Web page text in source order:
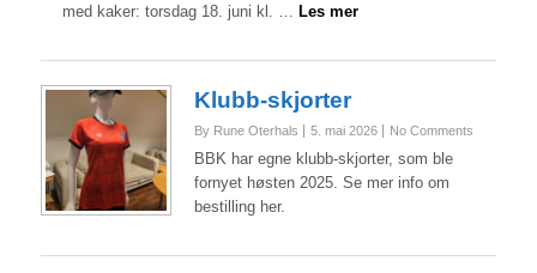
med kaker: torsdag 18. juni kl. …Les mer
Klubb-skjorter
By Rune Oterhals 5. mai 2026 No Comments
BBK har egne klubb-skjorter, som ble
fornyet høsten 2025. Se mer info om
bestilling her.